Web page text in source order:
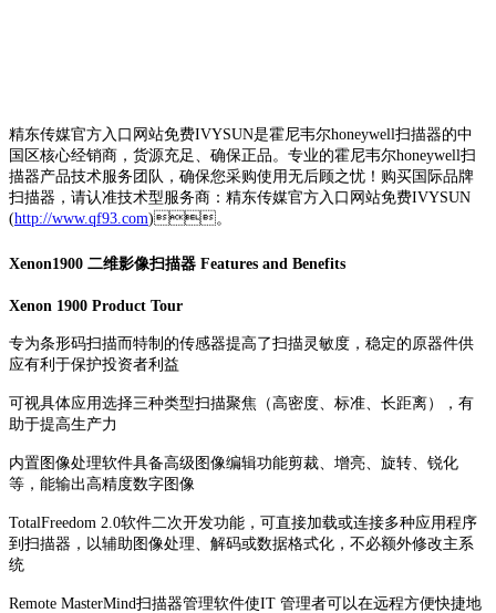
精东传媒官方入口网站免费IVYSUN是霍尼韦尔honeywell扫描器的中
国区核心经销商，货源充足、确保正品。专业的霍尼韦尔honeywell扫
描器产品技术服务团队，确保您采购使用无后顾之忧！购买国际品牌
扫描器，请认准技术型服务商：精东传媒官方入口网站免费IVYSUN
(http://www.qf93.com)。
Xenon1900 二维影像扫描器 Features and Benefits
Xenon 1900 Product Tour
专为条形码扫描而特制的传感器提高了扫描灵敏度，稳定的原器件供
应有利于保护投资者利益
可视具体应用选择三种类型扫描聚焦（高密度、标准、长距离），有
助于提高生产力
内置图像处理软件具备高级图像编辑功能剪裁、增亮、旋转、锐化
等，能输出高精度数字图像
TotalFreedom 2.0软件二次开发功能，可直接加载或连接多种应用程序
到扫描器，以辅助图像处理、解码或数据格式化，不必额外修改主系
统
Remote MasterMind扫描器管理软件使IT 管理者可以在远程方便快捷地